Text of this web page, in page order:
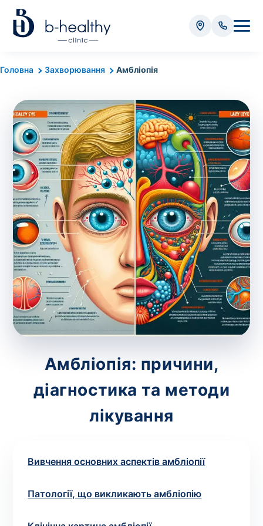
Головна Захворювання Амбліопія
Амбліопія: причини,
діагностика та методи
лікування
Вивчення основних аспектів амбліопії
Патології, що викликають амбліопію
Аналізи
Вартість забору крові - 50 грн
Вартість забору біоматеріалу (крім крові) - від
35 грн
Всього: 0 грн
Попередній запис на дослідження не
потрібний. Виняток становлять мазки та
зіскрібки. Взяття біоматеріалу для них
виконує лікар – необхідийзапис до фахівця.
Аналіз вдома
Номер телефону*